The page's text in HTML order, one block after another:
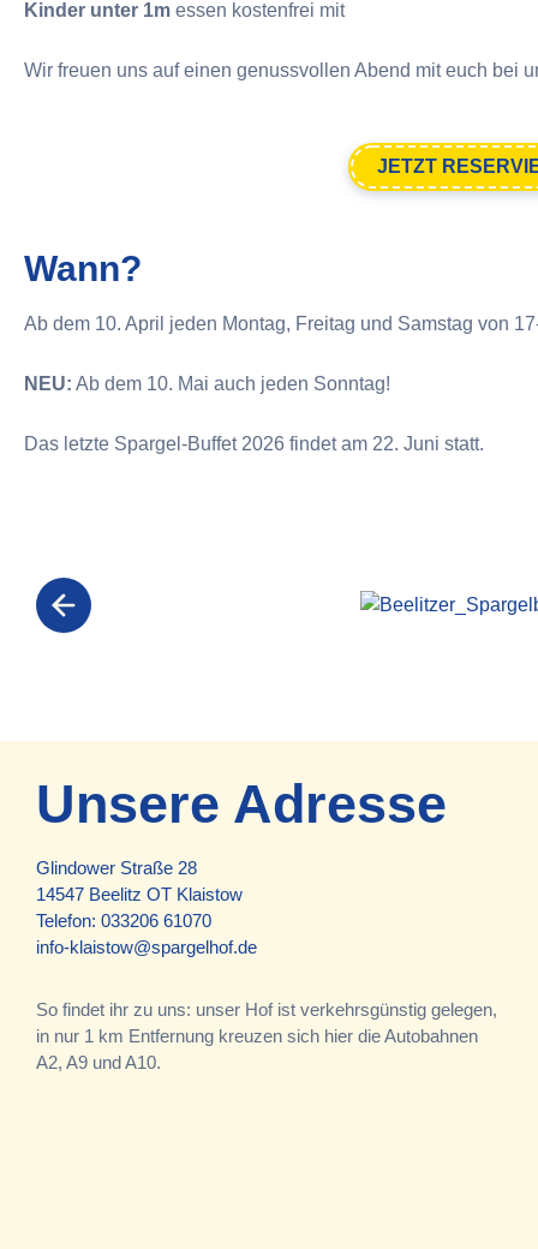
Kinder unter 1m essen kostenfrei mit
Wir freuen uns auf einen genussvollen Abend mit euch bei
JETZT
Wann?
Ab dem 10. April jeden Montag, Freitag und Samstag von
NEU: Ab dem 10. Mai auch jeden Sonntag!
Das letzte Spargel-Buffet 2026 findet am 22. Juni statt.
Unsere Adresse
Glindower Straße 28
14547 Beelitz OT Klaistow
Telefon: 033206 61070
info-klaistow@spargelhof.de
So findet ihr zu uns: unser Hof ist verkehrsgünstig gelegen,
in nur 1 km Entfernung kreuzen sich hier die Autobahnen
A2, A9 und A10.